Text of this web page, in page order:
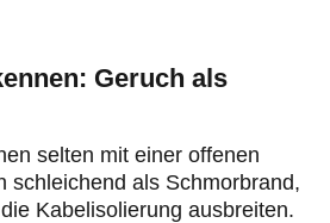
Geruch als
selten mit einer offenen
schleichend als Schmorbrand,
Kabelisolierung ausbreiten.